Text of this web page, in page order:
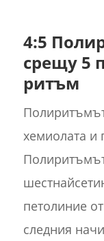
4:5
срещу 5
ритъм
хемиолата и
петолиние
следния